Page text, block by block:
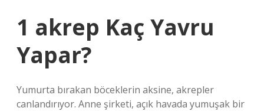
1 akrep Kaç Yavru
Yapar?
Yumurta bırakan böceklerin aksine, akrepler
canlandırıyor. Anne şirketi, açık havada yumuşak bir